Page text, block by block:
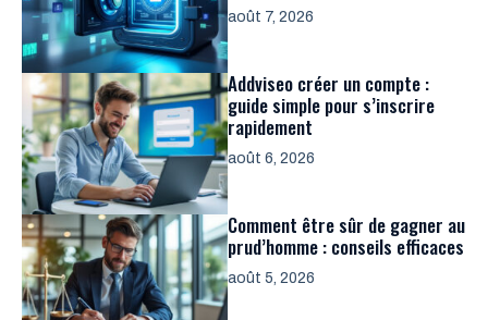
août 7, 2026
Addviseo créer un compte :
guide simple pour s’inscrire
rapidement
août 6, 2026
Comment être sûr de gagner au
prud’homme : conseils efficaces
août 5, 2026